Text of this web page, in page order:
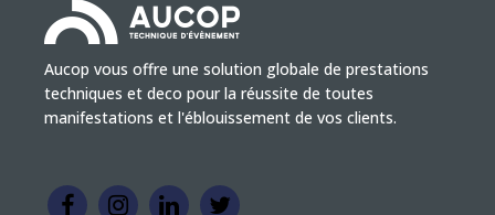
Aucop vous offre une solution globale de prestations
techniques et deco pour la réussite de toutes
manifestations et l'éblouissement de vos clients.